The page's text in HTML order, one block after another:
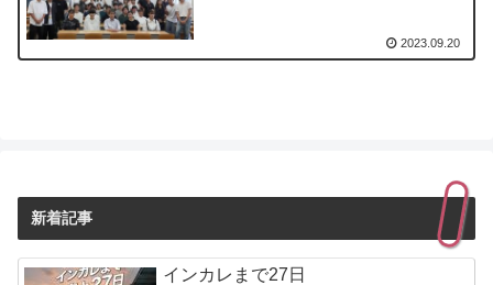
2023.09.20
新着記事
インカレまで27日